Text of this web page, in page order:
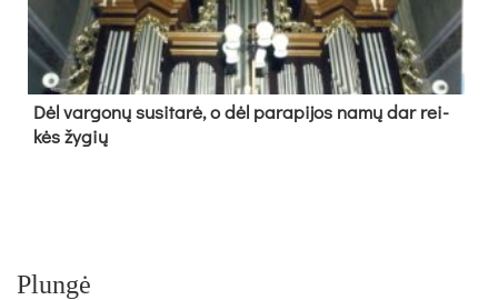
Dėl var­go­nų su­si­ta­rė, o dėl pa­ra­pi­jos na­mų dar rei­
kės žy­gių
Plungė